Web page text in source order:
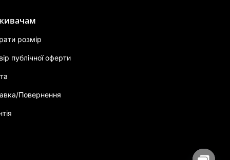
розмір
публічної оферти
Повернення